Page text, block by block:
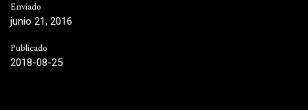
Enviado
junio 21, 2016
Publicado
2018-08-25